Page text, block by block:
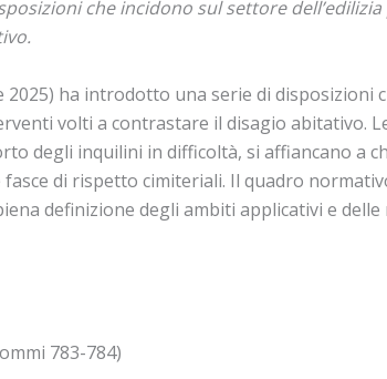
che incidono sul settore
2025) ha introdotto una serie di disposizioni
volti a contrastare il disagio abitativo.
degli inquilini in difficoltà, si affiancano a
di rispetto cimiteriali. Il quadro
definizione degli ambiti applicativi e
783-784)